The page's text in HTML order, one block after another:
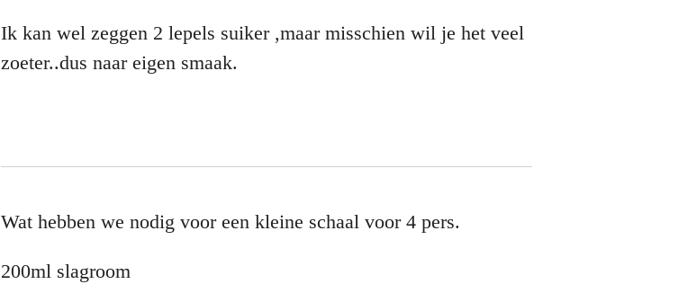
Ik kan wel zeggen 2 lepels suiker ,maar misschien wil je het veel
zoeter..dus naar eigen smaak.
Wat hebben we nodig voor een kleine schaal voor 4 pers.
200ml slagroom